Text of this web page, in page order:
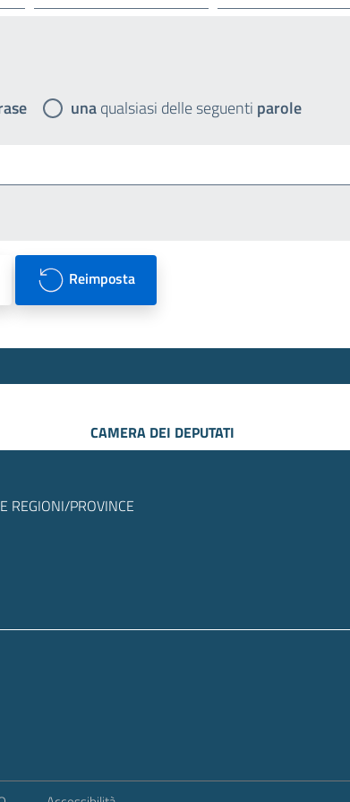
unaqualsiasi delle seguenti parole
Reimposta
CAMERA DEI DEPUTATI
REGIONI/PROVINCE